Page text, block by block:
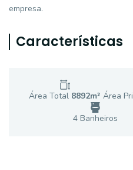
empresa.
Características
Área Total 8892m² Área
4 Banheiros